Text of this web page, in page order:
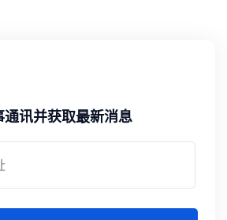
讯并获取最新消息